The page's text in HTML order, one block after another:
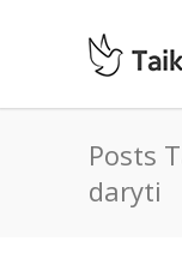
Posts
daryti